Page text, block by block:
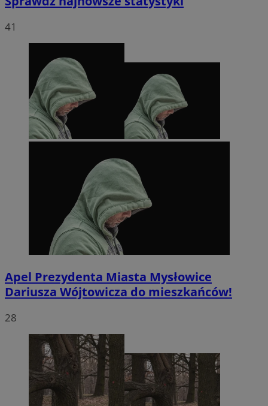
41
Apel Prezydenta Miasta Mysłowice
Dariusza Wójtowicza do mieszkańców!
28